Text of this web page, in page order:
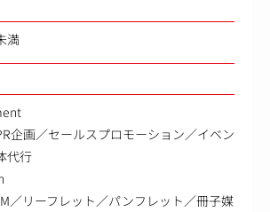
満
企画／セールスプロモーション／イベン
代行
／リーフレット／パンフレット／冊子媒